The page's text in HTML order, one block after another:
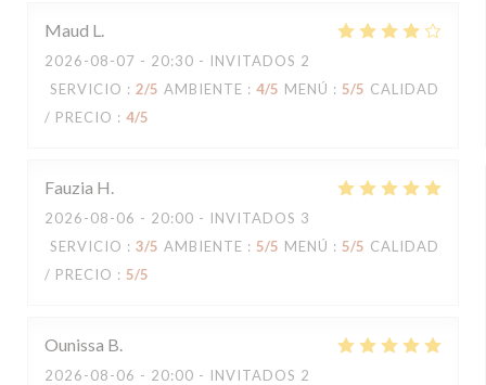
Maud L
2026-08-07 - 20:30 - INVITADOS 2
SERVICIO : 2/5 AMBIENTE : 4/5 MENÚ : 5/5 CALIDAD
/ PRECIO : 4/5
Fauzia H
2026-08-06 - 20:00 - INVITADOS 3
SERVICIO : 3/5 AMBIENTE : 5/5 MENÚ : 5/5 CALIDAD
/ PRECIO : 5/5
Ounissa B
2026-08-06 - 20:00 - INVITADOS 2